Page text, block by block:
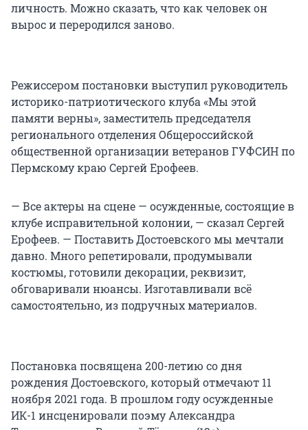
личность. Можно сказать, что как человек он
вырос и переродился заново.
Режиссером постановки выступил руководитель
историко-патриотического клуба «Мы этой
памяти верны», заместитель председателя
регионального отделения Общероссийской
общественной организации ветеранов ГУФСИН по
Пермскому краю Сергей Ерофеев.
— Все актеры на сцене — осужденные, состоящие в
клубе исправительной колонии, — сказал Сергей
Ерофеев. — Поставить Достоевского мы мечтали
давно. Много репетировали, продумывали
костюмы, готовили декорации, реквизит,
обговаривали нюансы. Изготавливали всё
самостоятельно, из подручных материалов.
Постановка посвящена 200-летию со дня
рождения Достоевского, который отмечают 11
ноября 2021 года. В прошлом году осужденные
ИК-1 инсценировали поэму Александра